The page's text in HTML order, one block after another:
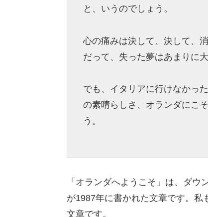
と、いうのでしょう。
心の痛みは決して、決して、
だって、失った夢はあまりに
でも、イタリアに行けなかっ
の素晴らしさ、オランダにこ
う。
「オランダへようこそ」は、ダ
が1987年に書かれた文章です。
文章です。